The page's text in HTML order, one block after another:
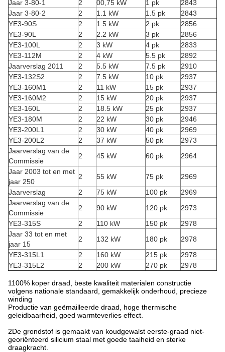
Jaar 3-80-1 2 00,75 kW 1 pk
2843
Jaar 3-80-2
2 1.1 kW 1.5 pk
2843
YE3-90S
2 1.5 kW 2 pk
2856
YE3-90L
2 2.2 kW 3 pk
2856
YE3-100L
2 3 kW 4 pk
2833
YE3-112M
2 4 kW 5.5 pk
2892
Jaarverslag 2011
2 5.5 kW 7.5 pk
2910
YE3-132S2
2 7.5 kW 10 pk
2937
YE3-160M1
2 11 kW 15 pk
2937
YE3-160M2
2 15 kW 20 pk
2937
YE3-160L
2 18.5 kW 25 pk
2937
YE3-180M
2 22 kW 30 pk
2946
YE3-200L1
2 30 kW 40 pk
2969
YE3-200L2
2 37 kW 50 pk
2973
Jaarverslag van de
Commissie
2 45 kW 60 pk
2964
Jaar 2003 tot en met
jaar 250
2 55 kW 75 pk
2969
Jaarverslag
2 75 kW 100 pk
2969
Jaarverslag van de
Commissie
2 90 kW 120 pk
2973
YE3-315S
2 110 kW 150 pk
2978
Jaar 33 tot en met
jaar 15
2 132 kW 180 pk
2978
YE3-315L1
2 160 kW 215 pk
2978
YE3-315L2
2 200 kW 270 pk 2978
1100% koper draad, beste kwaliteit materialen constructie
volgens nationale standaard, gemakkelijk onderhoud, precieze
winding
Productie van geëmailleerde draad, hoge thermische
geleidbaarheid, goed warmteverlies effect.
2De grondstof is gemaakt van koudgewalst eerste-graad niet-
georiënteerd silicium staal met goede taaiheid en sterke
draagkracht.